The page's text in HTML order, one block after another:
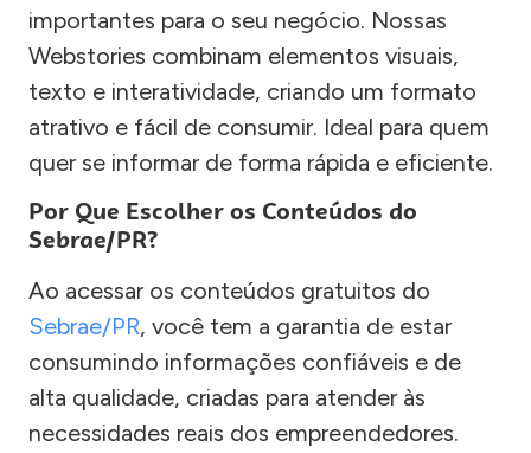
importantes para o seu negócio. Nossas
Webstories combinam elementos visuais,
texto e interatividade, criando um formato
atrativo e fácil de consumir. Ideal para quem
quer se informar de forma rápida e eficiente.
Por Que Escolher os Conteúdos do
Sebrae/PR?
Ao acessar os conteúdos gratuitos do
Sebrae/PR, você tem a garantia de estar
consumindo informações confiáveis e de
alta qualidade, criadas para atender às
necessidades reais dos empreendedores.